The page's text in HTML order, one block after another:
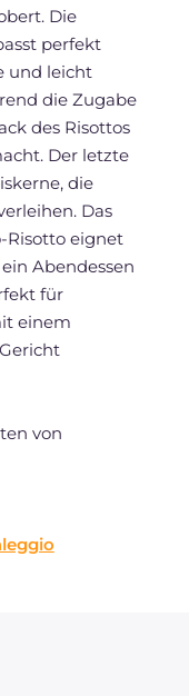
Die
perfekt
und leicht
die Zugabe
des Risottos
Der letzte
die
Das
Risotto eignet
Abendessen
für
einem
von